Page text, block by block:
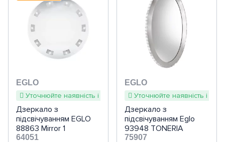
EGLO
Уточнюйте наявність і терміни
Дзеркало з
підсвічуванням EGLO
88863 Mirror 1
64051
EGLO
Уточнюйте наявність і
Дзеркало з
підсвічуванням Eglo
93948 TONERIA
75907